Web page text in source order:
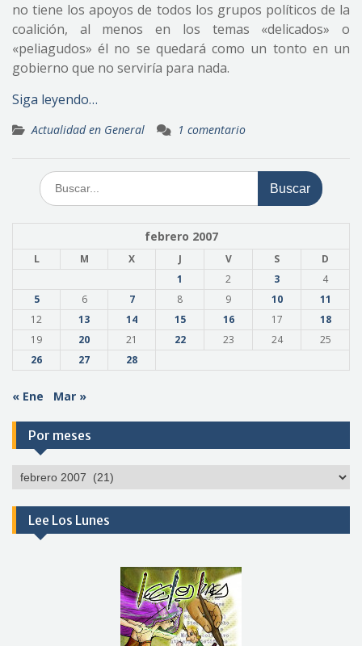
no tiene los apoyos de todos los grupos políticos de la
coalición, al menos en los temas «delicados» o
«peliagudos» él no se quedará como un tonto en un
gobierno que no serviría para nada.
Siga leyendo…
Actualidad en General 1 comentario
Buscar:
febrero 2007
L M X J V S
D
1
2 3
4
5
6 7 8 9 10
11
12
13 14 15 16 17
18
19
20 21 22 23 24
25
26
27 28
« Ene Mar »
Por meses
Por
Lee Los Lunes